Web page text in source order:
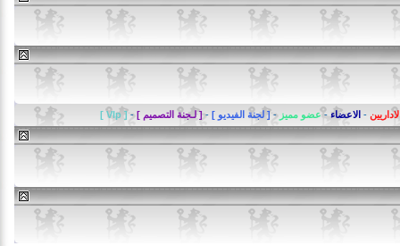
-الاعضاء-عضو مميز-[ لجنة الفيديو ]-[ لـجنة التصميم ]-
[ VIp ]